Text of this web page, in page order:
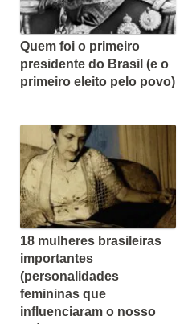
Quem foi o primeiro
presidente do Brasil (e o
primeiro eleito pelo povo)
18 mulheres brasileiras
importantes
(personalidades
femininas que
influenciaram o nosso